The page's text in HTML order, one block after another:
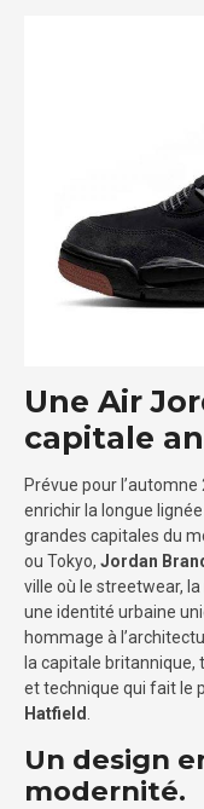
Une Air
capitale
Prévue pour
enrichir la longue
grandes capitales du
ou Tokyo, Jordan
ville où le streetwear,
une identité urbaine
hommage à
la capitale britannique,
et technique qui fait le
Hatfield
Un design
modernité.